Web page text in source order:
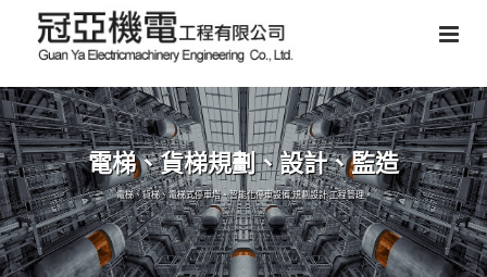
電梯、貨梯規劃、設計、監造
電梯、貨梯、電梯式停車塔、智能化停車設備,規劃設計,工程管理。